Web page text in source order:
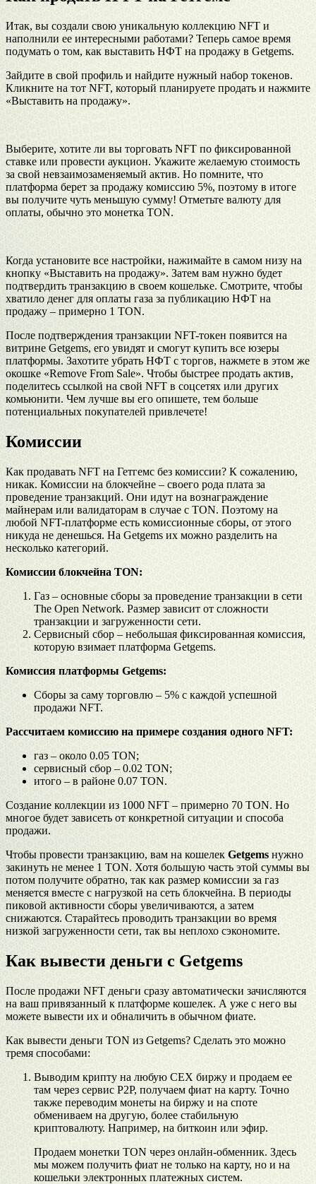
Итак, вы создали свою уникальную коллекцию NFT и
наполнили ее интересными работами? Теперь самое время
подумать о том, как выставить НФТ на продажу в Getgems.
Зайдите в свой профиль и найдите нужный набор токенов.
Кликните на тот NFT, который планируете продать и нажмите
«Выставить на продажу».
Выберите, хотите ли вы торговать NFT по фиксированной
ставке или провести аукцион. Укажите желаемую стоимость
за свой невзаимозаменяемый актив. Но помните, что
платформа берет за продажу комиссию 5%, поэтому в итоге
вы получите чуть меньшую сумму! Отметьте валюту для
оплаты, обычно это монетка TON.
Когда установите все настройки, нажимайте в самом низу на
кнопку «Выставить на продажу». Затем вам нужно будет
подтвердить транзакцию в своем кошельке. Смотрите, чтобы
хватило денег для оплаты газа за публикацию НФТ на
продажу – примерно 1 TON.
После подтверждения транзакции NFT-токен появится на
витрине Getgems, его увидят и смогут купить все юзеры
платформы. Захотите убрать НФТ с торгов, нажмете в этом же
окошке «Remove From Sale». Чтобы быстрее продать актив,
поделитесь ссылкой на свой NFT в соцсетях или других
комьюнити. Чем лучше вы его опишете, тем больше
потенциальных покупателей привлечете!
Комиссии
Как продавать NFT на Гетгемс без комиссии? К сожалению,
никак. Комиссии на блокчейне – своего рода плата за
проведение транзакций. Они идут на вознаграждение
майнерам или валидаторам в случае с TON. Поэтому на
любой NFT-платформе есть комиссионные сборы, от этого
никуда не денешься. На Getgems их можно разделить на
несколько категорий.
Комиссии блокчейна TON:
Газ – основные сборы за проведение транзакции в сети
The Open Network. Размер зависит от сложности
транзакции и загруженности сети.
Сервисный сбор – небольшая фиксированная комиссия,
которую взимает платформа Getgems.
Комиссия платформы Getgems:
Сборы за саму торговлю – 5% с каждой успешной
продажи NFT.
Рассчитаем комиссию на примере создания одного NFT:
газ – около 0.05 TON;
сервисный сбор – 0.02 TON;
итого – в районе 0.07 TON.
Создание коллекции из 1000 NFT – примерно 70 TON. Но
многое будет зависеть от конкретной ситуации и способа
продажи.
Чтобы провести транзакцию, вам на кошелек Getgems нужно
закинуть не менее 1 TON. Хотя большую часть этой суммы вы
потом получите обратно, так как размер комиссии за газ
меняется вместе с нагрузкой на сеть блокчейна. В периоды
пиковой активности сборы увеличиваются, а затем
снижаются. Старайтесь проводить транзакции во время
низкой загруженности сети, так вы неплохо сэкономите.
Как вывести деньги с Getgems
После продажи NFT деньги сразу автоматически зачисляются
на ваш привязанный к платформе кошелек. А уже с него вы
можете вывести их и обналичить в обычном фиате.
Как вывести деньги TON из Getgems? Сделать это можно
тремя способами:
Выводим крипту на любую CEX биржу и продаем ее
там через сервис P2P, получаем фиат на карту. Точно
также переводим монеты на биржу и на споте
обмениваем на другую, более стабильную
криптовалюту. Например, на биткоин или эфир.
Продаем монетки TON через онлайн-обменник. Здесь
мы можем получить фиат не только на карту, но и на
кошельки электронных платежных систем.